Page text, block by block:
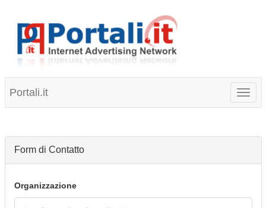
Portali.it
Form di Contatto
Organizzazione